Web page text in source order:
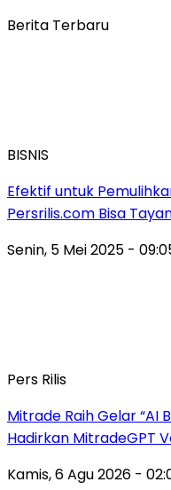
Berita Terbaru
BISNIS
Efektif untuk
Persrilis.com Bisa
Senin, 5 Mei 2025 -
Pers Rilis
Mitrade Raih Gelar “AI
Hadirkan MitradeGPT
Kamis, 6 Agu 2026 -